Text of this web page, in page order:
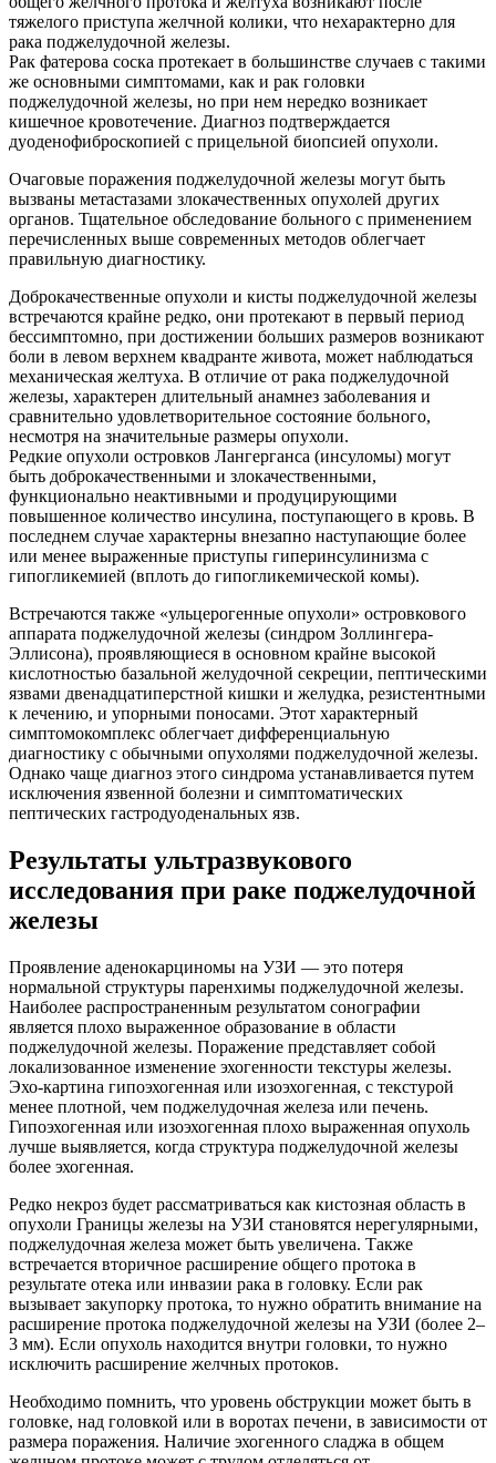
тяжелого приступа желчной колики, что нехарактерно для
рака поджелудочной железы.
Рак фатерова соска протекает в большинстве случаев с такими
же основными симптомами, как и рак головки
поджелудочной железы, но при нем нередко возникает
кишечное кровотечение. Диагноз подтверждается
дуоденофиброскопией с прицельной биопсией опухоли.
Очаговые поражения поджелудочной железы могут быть
вызваны метастазами злокачественных опухолей других
органов. Тщательное обследование больного с применением
перечисленных выше современных методов облегчает
правильную диагностику.
Доброкачественные опухоли и кисты поджелудочной железы
встречаются крайне редко, они протекают в первый период
бессимптомно, при достижении больших размеров возникают
боли в левом верхнем квадранте живота, может наблюдаться
механическая желтуха. В отличие от рака поджелудочной
железы, характерен длительный анамнез заболевания и
сравнительно удовлетворительное состояние больного,
несмотря на значительные размеры опухоли.
Редкие опухоли островков Лангерганса (инсуломы) могут
быть доброкачественными и злокачественными,
функционально неактивными и продуцирующими
повышенное количество инсулина, поступающего в кровь. В
последнем случае характерны внезапно наступающие более
или менее выраженные приступы гиперинсулинизма с
гипогликемией (вплоть до гипогликемической комы).
Встречаются также «ульцерогенные опухоли» островкового
аппарата поджелудочной железы (синдром Золлингера-
Эллисона), проявляющиеся в основном крайне высокой
кислотностью базальной желудочной секреции, пептическими
язвами двенадцатиперстной кишки и желудка, резистентными
к лечению, и упорными поносами. Этот характерный
симптомокомплекс облегчает дифференциальную
диагностику с обычными опухолями поджелудочной железы.
Однако чаще диагноз этого синдрома устанавливается путем
исключения язвенной болезни и симптоматических
пептических гастродуоденальных язв.
Результаты ультразвукового
исследования при раке поджелудочной
железы
Проявление аденокарциномы на УЗИ — это потеря
нормальной структуры паренхимы поджелудочной железы.
Наиболее распространенным результатом сонографии
является плохо выраженное образование в области
поджелудочной железы. Поражение представляет собой
локализованное изменение эхогенности текстуры железы.
Эхо-картина гипоэхогенная или изоэхогенная, с текстурой
менее плотной, чем поджелудочная железа или печень.
Гипоэхогенная или изоэхогенная плохо выраженная опухоль
лучше выявляется, когда структура поджелудочной железы
более эхогенная.
Редко некроз будет рассматриваться как кистозная область в
опухоли Границы железы на УЗИ становятся нерегулярными,
поджелудочная железа может быть увеличена. Также
встречается вторичное расширение общего протока в
результате отека или инвазии рака в головку. Если рак
вызывает закупорку протока, то нужно обратить внимание на
расширение протока поджелудочной железы на УЗИ (более 2–
3 мм). Если опухоль находится внутри головки, то нужно
исключить расширение желчных протоков.
Необходимо помнить, что уровень обструкции может быть в
головке, над головкой или в воротах печени, в зависимости от
размера поражения. Наличие эхогенного сладжа в общем